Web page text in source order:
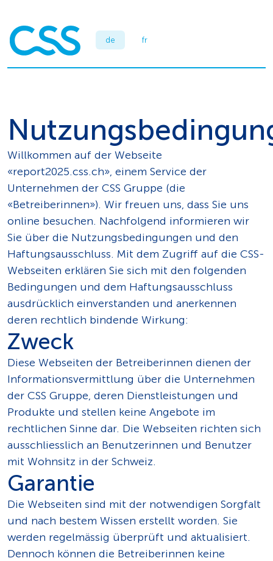
de fr
Willkommen auf der Webseite
«report2025.css.ch», einem Service der
Unternehmen der CSS Gruppe (die
«Betreiberinnen»). Wir freuen uns, dass Sie uns
online besuchen. Nachfolgend informieren wir
Sie über die Nutzungsbedingungen und den
Haftungsausschluss. Mit dem Zugriff auf die CSS-
Webseiten erklären Sie sich mit den folgenden
Bedingungen und dem Haftungsausschluss
ausdrücklich einverstanden und anerkennen
deren rechtlich bindende Wirkung:
Zweck
Diese Webseiten der Betreiberinnen dienen der
Informationsvermittlung über die Unternehmen
der CSS Gruppe, deren Dienstleistungen und
Produkte und stellen keine Angebote im
rechtlichen Sinne dar. Die Webseiten richten sich
ausschliesslich an Benutzerinnen und Benutzer
mit Wohnsitz in der Schweiz.
Garantie
Die Webseiten sind mit der notwendigen Sorgfalt
und nach bestem Wissen erstellt worden. Sie
werden regelmässig überprüft und aktualisiert.
Dennoch können die Betreiberinnen keine